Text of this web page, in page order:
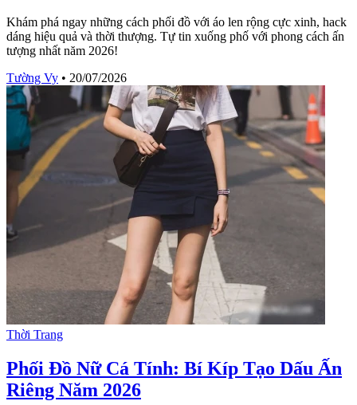
Khám phá ngay những cách phối đồ với áo len rộng cực xinh, hack
dáng hiệu quả và thời thượng. Tự tin xuống phố với phong cách ấn
tượng nhất năm 2026!
Tường Vy • 20/07/2026
Thời Trang
Phối Đồ Nữ Cá Tính: Bí Kíp Tạo Dấu Ấn
Riêng Năm 2026